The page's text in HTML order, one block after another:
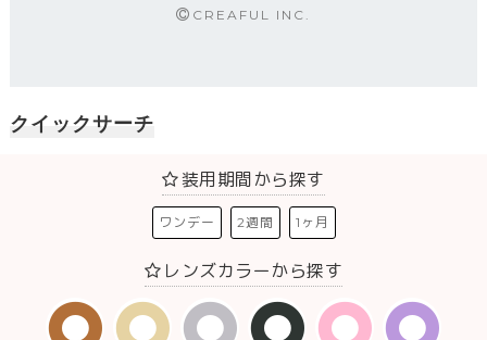
CREAFUL INC.
クイックサーチ
装用期間から探す
ワンデー 2週間 1ヶ月
レンズカラーから探す